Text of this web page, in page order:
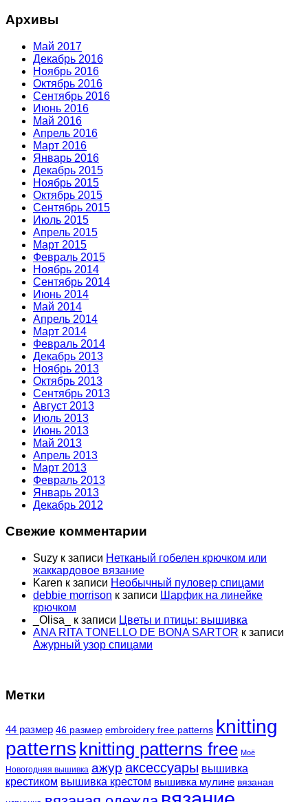
Архивы
Май 2017
Декабрь 2016
Ноябрь 2016
Октябрь 2016
Сентябрь 2016
Июнь 2016
Май 2016
Апрель 2016
Март 2016
Январь 2016
Декабрь 2015
Ноябрь 2015
Октябрь 2015
Сентябрь 2015
Июль 2015
Апрель 2015
Март 2015
Февраль 2015
Ноябрь 2014
Сентябрь 2014
Июнь 2014
Май 2014
Апрель 2014
Март 2014
Февраль 2014
Декабрь 2013
Ноябрь 2013
Октябрь 2013
Сентябрь 2013
Август 2013
Июль 2013
Июнь 2013
Май 2013
Апрель 2013
Март 2013
Февраль 2013
Январь 2013
Декабрь 2012
Свежие комментарии
Suzy к записи Нетканый гобелен крючком или
жаккардовое вязание
Karen к записи Необычный пуловер спицами
debbie morrison к записи Шарфик на линейке
крючком
_Olisa_
к записи Цветы и птицы: вышивка
ANA RITA TONELLO DE BONA SARTOR к записи
Ажурный узор спицами
Метки
44 размер 46 размер embroidery free patterns knitting
patterns knitting patterns free Моё
Новогодняя вышивка ажур аксессуары вышивка
крестиком вышивка крестом вышивка мулине вязаная